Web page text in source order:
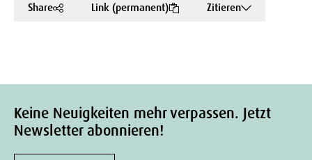
Share Link (permanent) Zitieren
Keine Neuigkeiten mehr verpassen. Jetzt
Newsletter abonnieren!